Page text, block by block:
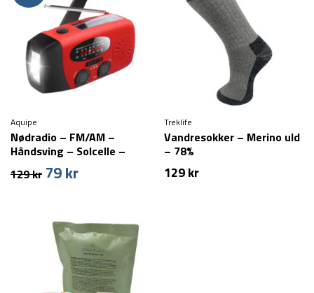
Aquipe
Nødradio – FM/AM –
Håndsving – Solcelle –
2000 mAh powerbank
129kr Den
var:
129 kr.
79krDen
79 kr.
Treklife
Vandresokker – Merino uld
– 78%
129kr